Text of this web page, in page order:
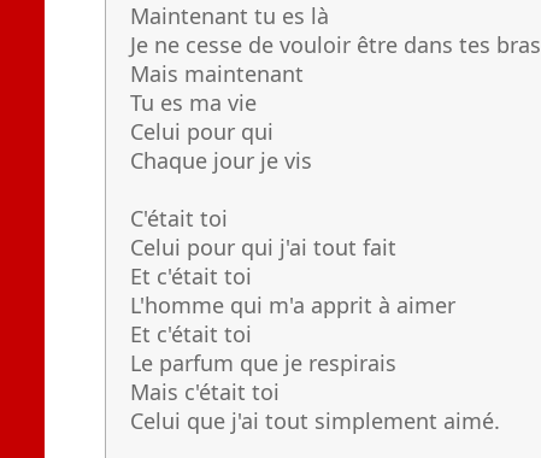
Maintenant tu es là
Je ne cesse de vouloir être dans tes bras
Mais maintenant
Tu es ma vie
Celui pour qui
Chaque jour je vis
C'était toi
Celui pour qui j'ai tout fait
Et c'était toi
L'homme qui m'a apprit à aimer
Et c'était toi
Le parfum que je respirais
Mais c'était toi
Celui que j'ai tout simplement aimé.